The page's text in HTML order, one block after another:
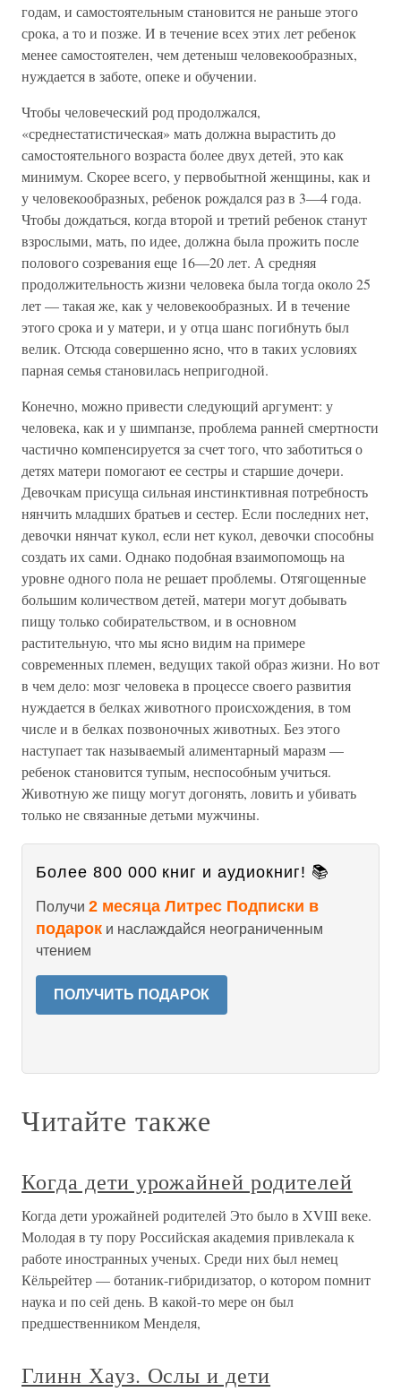
годам, и самостоятельным становится не раньше этого
срока, а то и позже. И в течение всех этих лет ребенок
менее самостоятелен, чем детеныш человекообразных,
нуждается в заботе, опеке и обучении.
Чтобы человеческий род продолжался,
«среднестатистическая» мать должна вырастить до
самостоятельного возраста более двух детей, это как
минимум. Скорее всего, у первобытной женщины, как и
у человекообразных, ребенок рождался раз в 3—4 года.
Чтобы дождаться, когда второй и третий ребенок станут
взрослыми, мать, по идее, должна была прожить после
полового созревания еще 16—20 лет. А средняя
продолжительность жизни человека была тогда около 25
лет — такая же, как у человекообразных. И в течение
этого срока и у матери, и у отца шанс погибнуть был
велик. Отсюда совершенно ясно, что в таких условиях
парная семья становилась непригодной.
Конечно, можно привести следующий аргумент: у
человека, как и у шимпанзе, проблема ранней смертности
частично компенсируется за счет того, что заботиться о
детях матери помогают ее сестры и старшие дочери.
Девочкам присуща сильная инстинктивная потребность
нянчить младших братьев и сестер. Если последних нет,
девочки нянчат кукол, если нет кукол, девочки способны
создать их сами. Однако подобная взаимопомощь на
уровне одного пола не решает проблемы. Отягощенные
большим количеством детей, матери могут добывать
пищу только собирательством, и в основном
растительную, что мы ясно видим на примере
современных племен, ведущих такой образ жизни. Но вот
в чем дело: мозг человека в процессе своего развития
нуждается в белках животного происхождения, в том
числе и в белках позвоночных животных. Без этого
наступает так называемый алиментарный маразм —
ребенок становится тупым, неспособным учиться.
Животную же пищу могут догонять, ловить и убивать
только не связанные детьми мужчины.
Более 800 000 книг и аудиокниг! 📚
Получи 2 месяца Литрес Подписки в
подарок и наслаждайся неограниченным
чтением
ПОЛУЧИТЬ ПОДАРОК
Читайте также
Когда дети урожайней родителей
Когда дети урожайней родителей Это было в XVIII веке.
Молодая в ту пору Российская академия привлекала к
работе иностранных ученых. Среди них был немец
Кёльрейтер — ботаник-гибридизатор, о котором помнит
наука и по сей день. В какой-то мере он был
предшественником Менделя,
Глинн Хауз. Ослы и дети